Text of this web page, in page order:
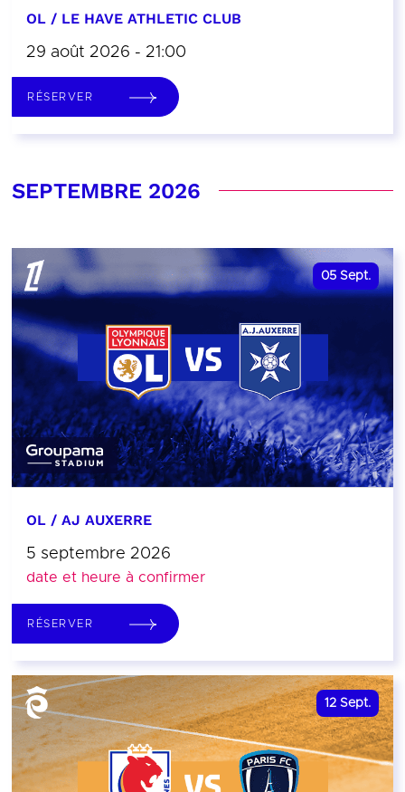
OL / LE HAVE ATHLETIC CLUB
29 août 2026 - 21:00
RÉSERVER
SEPTEMBRE 2026
05 Sept.
OL / AJ AUXERRE
5 septembre 2026
date et heure à confirmer
RÉSERVER
12 Sept.